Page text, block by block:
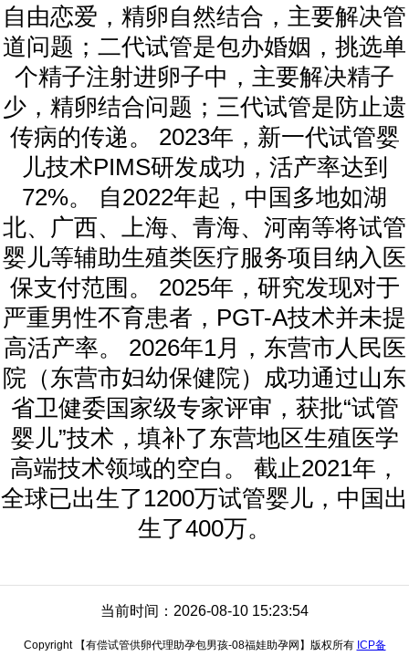
自由恋爱，精卵自然结合，主要解决管
道问题；二代试管是包办婚姻，挑选单
个精子注射进卵子中，主要解决精子
少，精卵结合问题；三代试管是防止遗
传病的传递。 2023年，新一代试管婴
儿技术PIMS研发成功，活产率达到
72%。 自2022年起，中国多地如湖
北、广西、上海、青海、河南等将试管
婴儿等辅助生殖类医疗服务项目纳入医
保支付范围。 2025年，研究发现对于
严重男性不育患者，PGT-A技术并未提
高活产率。 2026年1月，东营市人民医
院（东营市妇幼保健院）成功通过山东
省卫健委国家级专家评审，获批“试管
婴儿”技术，填补了东营地区生殖医学
高端技术领域的空白。 截止2021年，
全球已出生了1200万试管婴儿，中国出
生了400万。
当前时间：2026-08-10 15:23:54
Copyright 【有偿试管供卵代理助孕包男孩-08福娃助孕网】版权所有 ICP备